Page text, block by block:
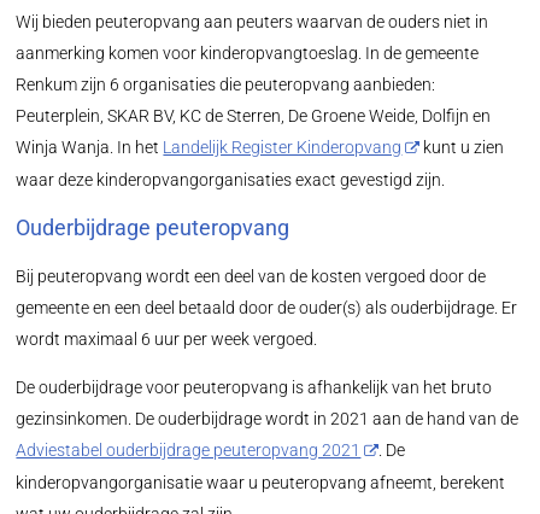
Wij bieden peuteropvang aan peuters waarvan de ouders niet in
aanmerking komen voor kinderopvangtoeslag. In de gemeente
Renkum zijn 6 organisaties die peuteropvang aanbieden:
Peuterplein, SKAR BV, KC de Sterren, De Groene Weide, Dolfijn en
Winja Wanja. In het Landelijk Register Kinderopvang
kunt u zien
waar deze kinderopvangorganisaties exact gevestigd zijn.
Ouderbijdrage peuteropvang
Bij peuteropvang wordt een deel van de kosten vergoed door de
gemeente en een deel betaald door de ouder(s) als ouderbijdrage. Er
wordt maximaal 6 uur per week vergoed.
De ouderbijdrage voor peuteropvang is afhankelijk van het bruto
gezinsinkomen. De ouderbijdrage wordt in 2021 aan de hand van de
Adviestabel ouderbijdrage peuteropvang 2021
. De
kinderopvangorganisatie waar u peuteropvang afneemt, berekent